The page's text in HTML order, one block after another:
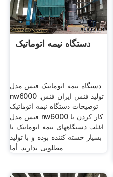
دستگاه نیمه اتوماتیک
دستگاه نیمه اتوماتیک فنس مدل
nw6000 تولید فنس ایران فنس.
توضیحات دستگاه نیمه اتوماتیک
فنس مدل nw6000 کار کردن با
اغلب دستگاههای نیمه اتوماتیک یا
بسیار خسته کننده بوده و با توليد
مطلوبی ندارند. أما